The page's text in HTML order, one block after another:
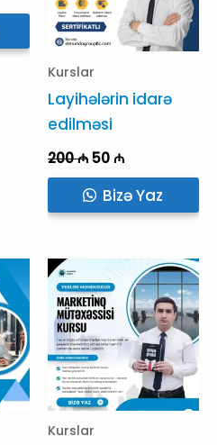
Kurslar
Layihələrin idarə
edilməsi
200₼ Original
price
was:
200 ₼.
50₼Current
price
is:
50 ₼.
Bizə Yaz
Kurslar